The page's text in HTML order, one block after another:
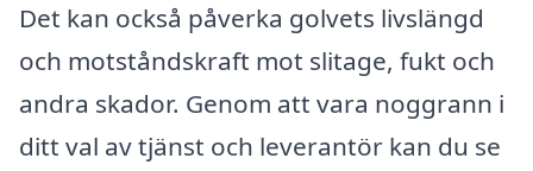
Det kan också påverka golvets livslängd
och motståndskraft mot slitage, fukt och
andra skador. Genom att vara noggrann i
ditt val av tjänst och leverantör kan du se